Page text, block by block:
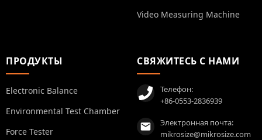
Video Measuring Machine
ПРОДУКТЫ
Electronic Balance
Environmental Test Chamber
Force Tester
СВЯЖИТЕСЬ С НАМИ
Телефон:
+86-0553-2836939
Электронная почта:
mikrosize@mikrosize.com